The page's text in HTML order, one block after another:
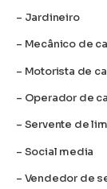
– Jardineiro
– Mecânico de
– Motorista de
– Operador de
– Servente de
– Social media
– Vendedor de